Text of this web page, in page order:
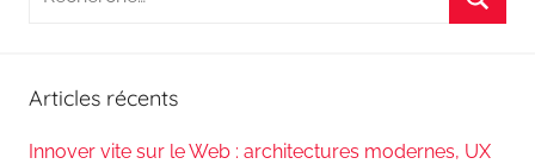
Articles récents
Innover vite sur le Web : architectures modernes, UX